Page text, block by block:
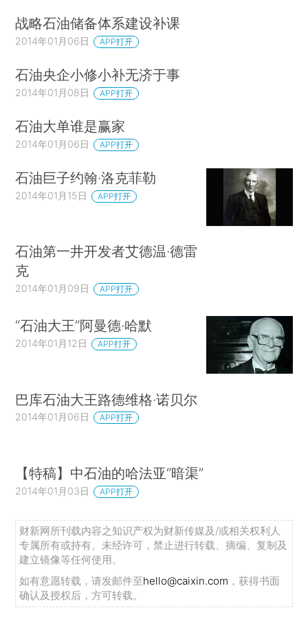
战略石油储备体系建设补课
2014年01月06日 APP打开
石油央企小修小补无济于事
2014年01月08日 APP打开
石油大单谁是赢家
2014年01月06日 APP打开
石油巨子约翰·洛克菲勒
2014年01月15日 APP打开
石油第一井开发者艾德温·德雷
克
2014年01月09日 APP打开
“石油大王”阿曼德·哈默
2014年01月12日 APP打开
巴库石油大王路德维格·诺贝尔
2014年01月06日 APP打开
【特稿】中石油的哈法亚“暗渠”
2014年01月03日 APP打开
财新网所刊载内容之知识产权为财新传媒及/或相关权利人
专属所有或持有。未经许可，禁止进行转载、摘编、复制及
建立镜像等任何使用。
如有意愿转载，请发邮件至hello@caixin.com ，获得书面
确认及授权后，方可转载。